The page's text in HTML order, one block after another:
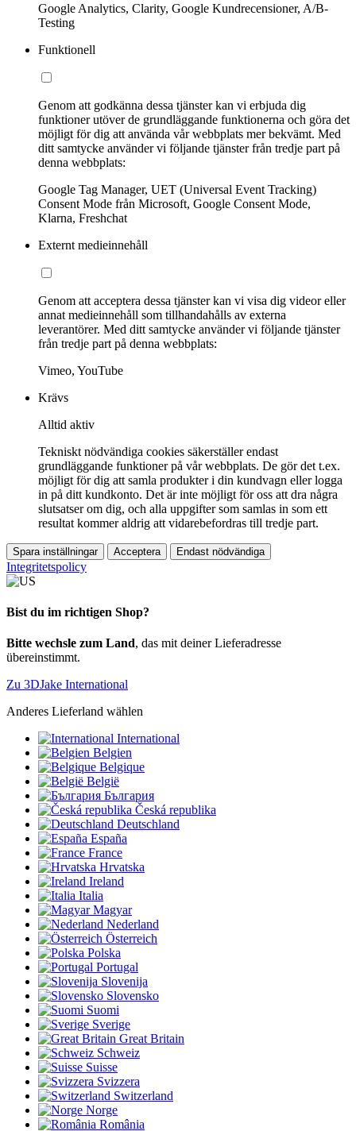
Google Analytics, Clarity, Google Kundrecensioner, A/B-
Testing
Funktionell
Genom att godkänna dessa tjänster kan vi erbjuda dig
funktioner utöver de grundläggande funktionerna och göra det
möjligt för dig att använda vår webbplats mer bekvämt. Med
ditt samtycke använder vi följande tjänster från tredje part på
denna webbplats:
Google Tag Manager, UET (Universal Event Tracking)
Consent Mode från Microsoft, Google Consent Mode,
Klarna, Freshchat
Externt medieinnehåll
Genom att acceptera dessa tjänster kan vi visa dig videor eller
annat medieinnehåll som tillhandahålls av externa
leverantörer. Med ditt samtycke använder vi följande tjänster
från tredje part på denna webbplats:
Vimeo, YouTube
Krävs
Alltid aktiv
Tekniskt nödvändiga cookies säkerställer endast
grundläggande funktioner på vår webbplats. De gör det t.ex.
möjligt för dig att samla produkter i din kundvagn eller logga
in på ditt kundkonto. Det är inte möjligt för oss att dra några
slutsatser om dig, och alla uppgifter som samlas in som ett
resultat kommer aldrig att vidarebefordras till tredje part.
Spara inställningar Acceptera Endast nödvändiga
Integritetspolicy
Bist du im richtigen Shop?
Bitte wechsle zum Land, das mit deiner Lieferadresse
übereinstimmt.
Zu 3DJake International
Anderes Lieferland wählen
International
Belgien
Belgique
België
България
Česká republika
Deutschland
España
France
Hrvatska
Ireland
Italia
Magyar
Nederland
Österreich
Polska
Portugal
Slovenija
Slovensko
Suomi
Sverige
Great Britain
Schweiz
Suisse
Svizzera
Switzerland
Norge
România